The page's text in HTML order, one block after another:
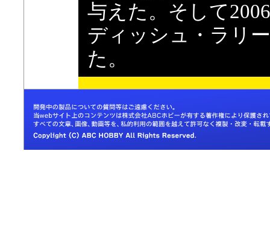
与えた。そして
ディッシュ・ラリ
た。